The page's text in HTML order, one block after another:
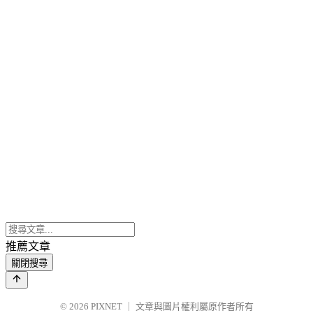
推薦文章
關閉搜尋
© 2026 PIXNET 文章與圖片權利屬原作者所有